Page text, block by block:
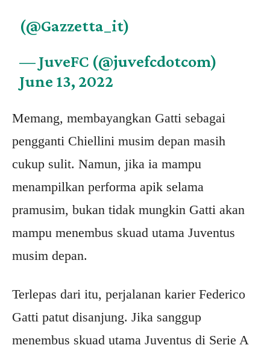
(@Gazzetta_it)
— JuveFC (@juvefcdotcom)
June 13, 2022
Memang, membayangkan Gatti sebagai
pengganti Chiellini musim depan masih
cukup sulit. Namun, jika ia mampu
menampilkan performa apik selama
pramusim, bukan tidak mungkin Gatti akan
mampu menembus skuad utama Juventus
musim depan.
Terlepas dari itu, perjalanan karier Federico
Gatti patut disanjung. Jika sanggup
menembus skuad utama Juventus di Serie A